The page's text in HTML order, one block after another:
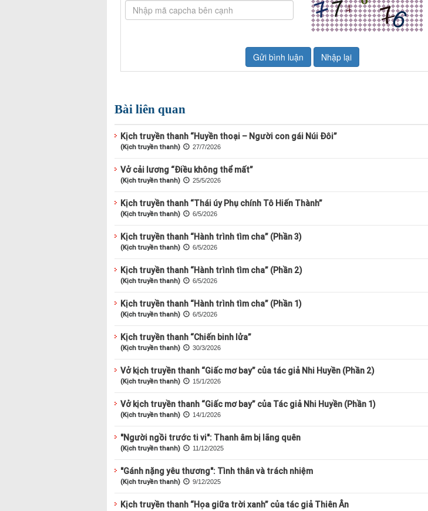
Bài liên quan
Kịch truyền thanh “Huyền thoại – Người con gái Núi Đôi”
(Kịch truyền thanh) 27/7/2026
Vở cải lương “Điều không thể mất”
(Kịch truyền thanh) 25/5/2026
Kịch truyền thanh “Thái úy Phụ chính Tô Hiến Thành”
(Kịch truyền thanh) 6/5/2026
Kịch truyền thanh “Hành trình tìm cha” (Phần 3)
(Kịch truyền thanh) 6/5/2026
Kịch truyền thanh “Hành trình tìm cha” (Phần 2)
(Kịch truyền thanh) 6/5/2026
Kịch truyền thanh “Hành trình tìm cha” (Phần 1)
(Kịch truyền thanh) 6/5/2026
Kịch truyền thanh “Chiến binh lửa”
(Kịch truyền thanh) 30/3/2026
Vở kịch truyền thanh “Giấc mơ bay” của tác giả Nhi Huyền (Phần 2)
(Kịch truyền thanh) 15/1/2026
Vở kịch truyền thanh “Giấc mơ bay” của Tác giả Nhi Huyền (Phần 1)
(Kịch truyền thanh) 14/1/2026
"Người ngồi trước ti vi": Thanh âm bị lãng quên
(Kịch truyền thanh) 11/12/2025
"Gánh nặng yêu thương": Tình thân và trách nhiệm
(Kịch truyền thanh) 9/12/2025
Kịch truyền thanh “Họa giữa trời xanh” của tác giả Thiên Ân